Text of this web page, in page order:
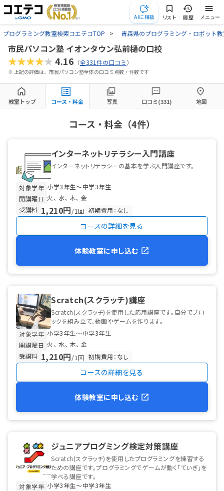
AIに相談 リスト 履歴 メニュー
プログラミング教室検索コエテコTOP 青森県のプログラミング・ロボット
市民パソコン塾 イオンタウン弘前樋の口校
★★★★★4.16 （全331件の口コミ）
※ 上記の評価は、市民パソコン塾全体の口コミ点数・件数です
教室トップ コース・料金 写真 口コミ(331) 地図
コース・料金（4件）
インターネットリテラシー入門講座
インターネットリテラシーの基本を学ぶ入門講座です。
対象学年 小学3年生〜中学3年生
開講曜日 火 水 木
金
受講料 1,210円/1回 初期費用：なし
コースの詳細を見る
体験教室に申し込む
Scratch(スクラッチ)講座
Scratch(スクラッチ)を使用した応用講座です。自分でブロ
ックを組み立て、動画やゲームを作ります。
対象学年 小学3年生〜中学3年生
開講曜日 火 水 木
金
受講料 1,210円/1回 初期費用：なし
コースの詳細を見る
体験教室に申し込む
ジュニアプログミング検定対策講座
Scratch(スクラッチ)を使用したプログラミングを練習する
ための講座です。プログラミングでゲームが動く「ていぎ」を
学べる講座です。
対象学年 小学3年生〜中学3年生